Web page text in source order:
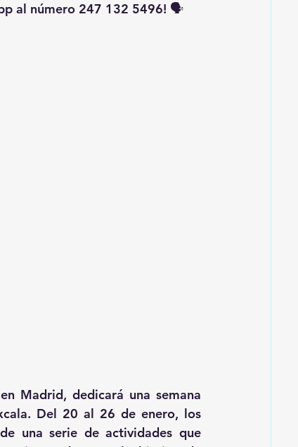
al número 247 132 5496! 🗣️
Madrid, dedicará una semana
Del 20 al 26 de enero, los
una serie de actividades que